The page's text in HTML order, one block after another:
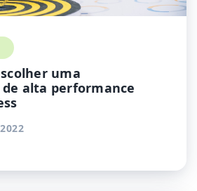
uma
alta performance